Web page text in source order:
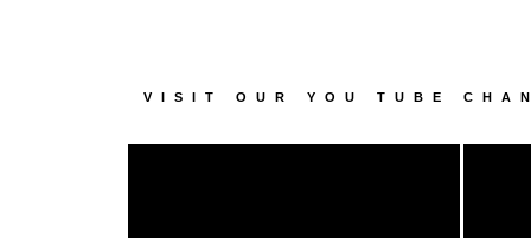
VISIT OUR YOU TUBE